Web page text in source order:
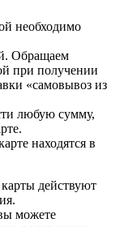
необходимо
Обращаем
при получении
«самовывоз из
любую сумму,
находятся в
действуют
можете